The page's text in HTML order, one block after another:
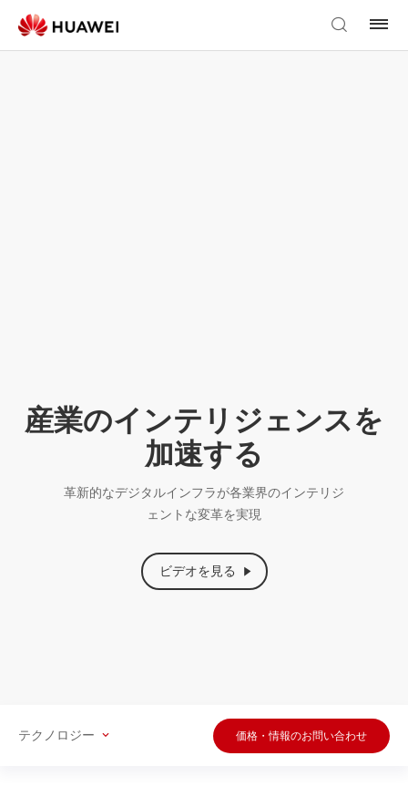
産業のインテリジェンスを
加速する
革新的なデジタルインフラが各業界のインテリジ
ェントな変革を実現
ビデオを見る
テクノロジー 価格・情報のお問い合わせ